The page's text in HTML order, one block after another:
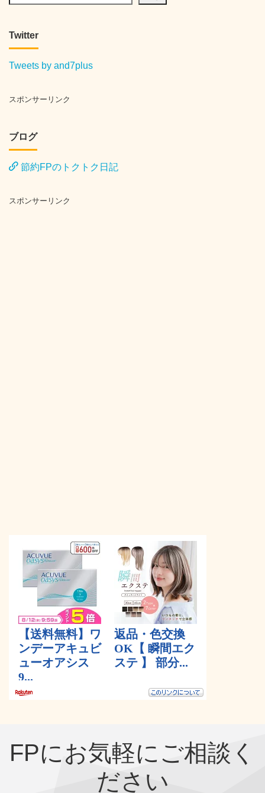
Twitter
Tweets by and7plus
スポンサーリンク
ブログ
節約FPのトクトク日記
スポンサーリンク
FPにお気軽にご相談く
ださい